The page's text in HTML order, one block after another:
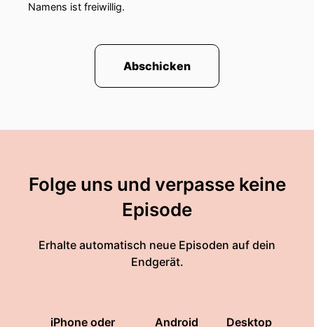
Namens ist freiwillig.
Abschicken
Folge uns und verpasse keine
Episode
Erhalte automatisch neue Episoden auf dein
Endgerät.
iPhone oder
Android Desktop